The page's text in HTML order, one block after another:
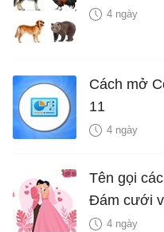
4 ngày
Cách mở
11
4 ngày
Tên gọi
Đám cưới
là bao
4 ngày